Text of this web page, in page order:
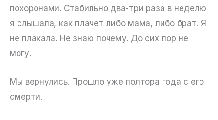
похоронами. Стабильно два-три раза в неделю
я слышала, как плачет либо мама, либо брат. Я
не плакала. Не знаю почему. До сих пор не
могу.
Мы вернулись. Прошло уже полтора года с его
смерти.